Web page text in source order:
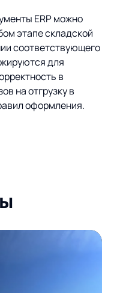
ERP можно
этапе складской
соответствующего
для
в
на отгрузку в
оформления.